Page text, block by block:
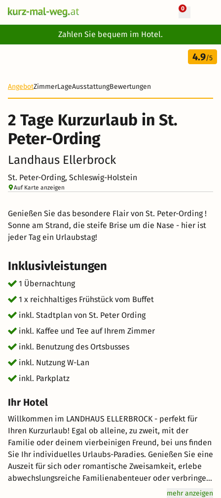
0
Zahlen Sie bequem im Hotel.
2 Tage
80 €
4.9/5
AngebotZimmerLageAusstattungBewertungen
2 Tage Kurzurlaub in St.
Peter-Ording
Landhaus Ellerbrock
St. Peter-Ording, Schleswig-Holstein
Auf Karte anzeigen
Genießen Sie das besondere Flair von St. Peter-Ording !
Sonne am Strand, die steife Brise um die Nase - hier ist
jeder Tag ein Urlaubstag!
Inklusivleistungen
1 Übernachtung
1 x reichhaltiges Frühstück vom Buffet
inkl. Stadtplan von St. Peter Ording
inkl. Kaffee und Tee auf Ihrem Zimmer
inkl. Benutzung des Ortsbusses
inkl. Nutzung W-Lan
inkl. Parkplatz
Ihr Hotel
Willkommen im LANDHAUS ELLERBROCK - perfekt für
Ihren Kurzurlaub! Egal ob alleine, zu zweit, mit der
Familie oder deinem vierbeinigen Freund, bei uns finden
Sie Ihr individuelles Urlaubs-Paradies. Genießen Sie eine
Auszeit für sich oder romantische Zweisamkeit, erlebe
abwechslungsreiche Familienabenteuer oder verbringe
aktive Freizeit in der Natur. Wir freuen uns auf Ihren
mehr anzeigen